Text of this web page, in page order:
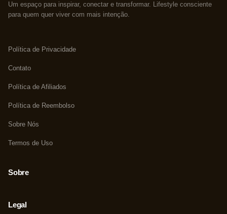
Um espaço para inspirar, conectar e transformar. Lifestyle consciente
para quem quer viver com mais intenção.
Política de Privacidade
Contato
Política de Afiliados
Política de Reembolso
Sobre Nós
Termos de Uso
Sobre
Legal